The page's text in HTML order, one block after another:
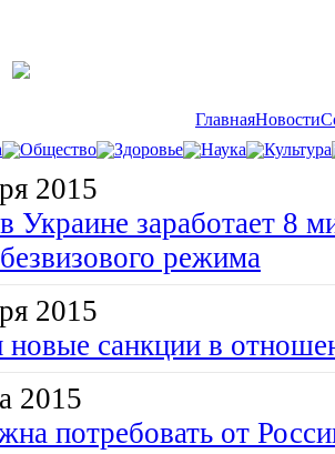
ГлавнаяНовости
Общество Здоровье Наука Культура
2015
Украине заработает 8
режима
2015
санкции в
2015
потребовать от